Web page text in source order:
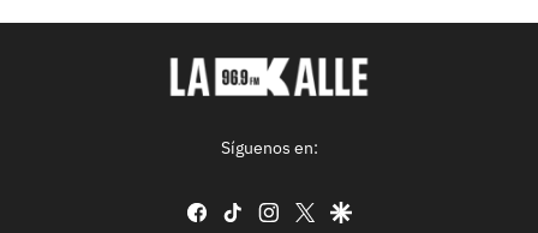
Síguenos en:
facebook
tiktok instagram
twittergoogle